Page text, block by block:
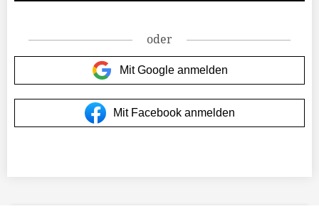
oder
Mit Google anmelden
Mit Facebook anmelden